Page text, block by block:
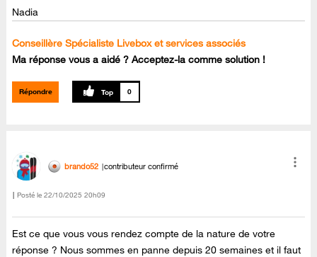
Nadia
Conseillère Spécialiste Livebox et services associés
Ma réponse vous a aidé ? Acceptez-la comme solution !
Répondre 0
brando52 contributeur confirmé
Posté le ‎22/10/2025 20h09
Est ce que vous vous rendez compte de la nature de votre
réponse ? Nous sommes en panne depuis 20 semaines et il faut